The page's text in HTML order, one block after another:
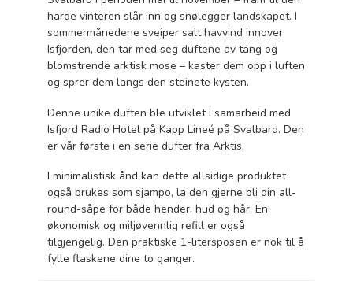
harde vinteren slår inn og snølegger landskapet. I
sommermånedene sveiper salt havvind innover
Isfjorden, den tar med seg duftene av tang og
blomstrende arktisk mose – kaster dem opp i luften
og sprer dem langs den steinete kysten.
Denne unike duften ble utviklet i samarbeid med
Isfjord Radio Hotel på Kapp Lineé på Svalbard. Den
er vår første i en serie dufter fra Arktis.
I minimalistisk ånd kan dette allsidige produktet
også brukes som sjampo, la den gjerne bli din all-
round-såpe for både hender, hud og hår. En
økonomisk og miljøvennlig refill er også
tilgjengelig. Den praktiske 1-litersposen er nok til å
fylle flaskene dine to ganger.